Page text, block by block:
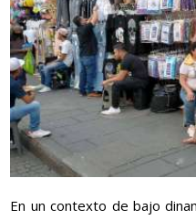
En un contexto de bajo